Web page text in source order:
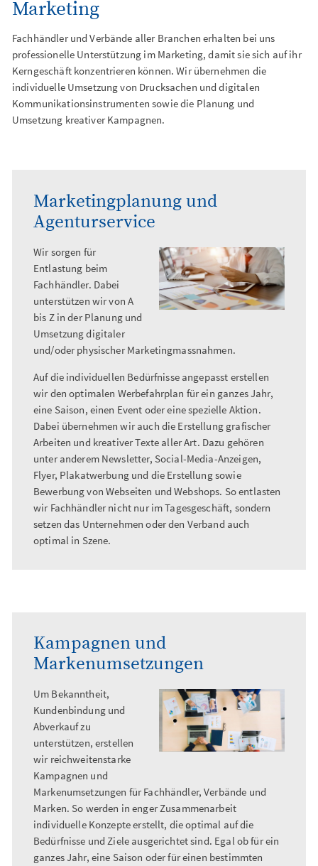
Digital Signage
Marketing
Fachhändler und Verbände aller Branchen erhalten bei uns
professionelle Unterstützung im Marketing, damit sie sich auf ihr
Kerngeschäft konzentrieren können. Wir übernehmen die
individuelle Umsetzung von Drucksachen und digitalen
Kommunikationsinstrumenten sowie die Planung und
Umsetzung kreativer Kampagnen.
Marketingplanung und
Agenturservice
Wir sorgen für
Entlastung beim
Fachhändler. Dabei
unterstützen wir von A
bis Z in der Planung und
Umsetzung digitaler
und/oder physischer Marketingmassnahmen.
Auf die individuellen Bedürfnisse angepasst erstellen
wir den optimalen Werbefahrplan für ein ganzes Jahr,
eine Saison, einen Event oder eine spezielle Aktion.
Dabei übernehmen wir auch die Erstellung grafischer
Arbeiten und kreativer Texte aller Art. Dazu gehören
unter anderem Newsletter, Social-Media-Anzeigen,
Flyer, Plakatwerbung und die Erstellung sowie
Bewerbung von Webseiten und Webshops. So entlasten
wir Fachhändler nicht nur im Tagesgeschäft, sondern
setzen das Unternehmen oder den Verband auch
optimal in Szene.
Kampagnen und
Markenumsetzungen
Um Bekanntheit,
Kundenbindung und
Abverkauf zu
unterstützen, erstellen
wir reichweitenstarke
Kampagnen und
Markenumsetzungen für Fachhändler, Verbände und
Marken. So werden in enger Zusammenarbeit
individuelle Konzepte erstellt, die optimal auf die
Bedürfnisse und Ziele ausgerichtet sind. Egal ob für ein
ganzes Jahr, eine Saison oder für einen bestimmten